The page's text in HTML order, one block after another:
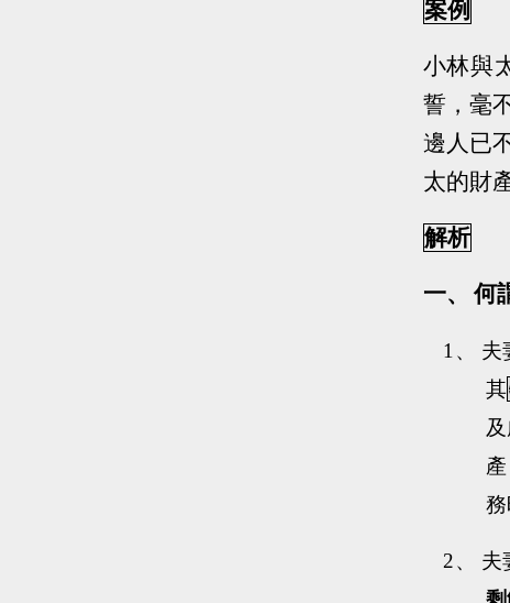
案例
小林與
誓，毫
邊人已
太的財
解析
一、 何
1、 夫
其
2、 夫